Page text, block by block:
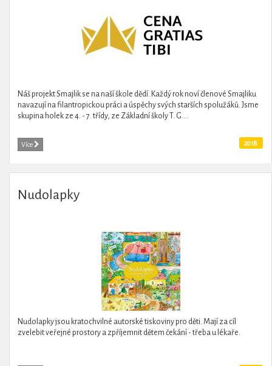
Náš projekt Smajlik se na naší škole dědí. Každý rok noví členové Smajliku
navazují na filantropickou práci a úspěchy svých starších spolužáků. Jsme
skupina holek ze 4. - 7. třídy, ze Základní školy T. G....
Více 2018
Nudolapky
Nudolapky jsou kratochvilné autorské tiskoviny pro děti. Mají za cíl
zvelebit veřejné prostory a zpříjemnit dětem čekání - třeba u lékaře.